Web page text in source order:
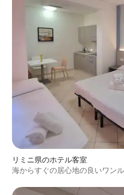
リミニ県のホテル客室
海からすぐの居心地の良いワンル